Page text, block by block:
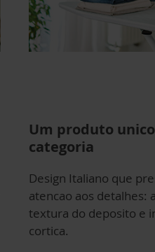
Um produto
categoria
Design Italiano que
atencao aos detalhes:
textura do deposito e
cortica.